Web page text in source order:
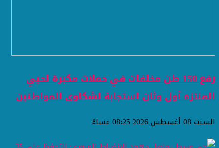
رفع 150 طن مخلفات في حملات مكبرة لحيي
المنتزه أول وثان استجابة لشكاوى المواطنين
السبت 08 أغسطس 2026 08:25 مساءً